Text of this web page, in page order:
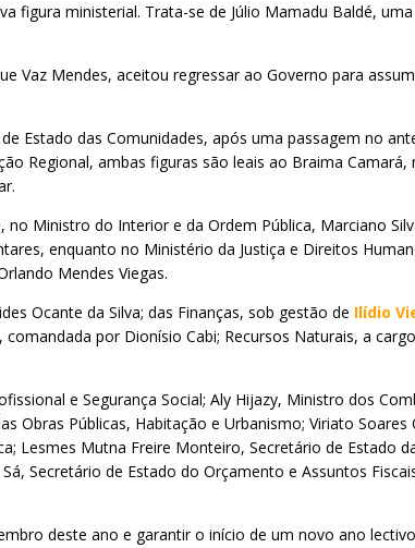
figura ministerial. Trata-se de Júlio Mamadu Baldé,
Vaz Mendes, aceitou regressar ao Governo para
Estado das Comunidades, após uma passagem no
Regional, ambas figuras são leais ao Braima
Ministro do Interior e da Ordem Pública, Marciano
enquanto no Ministério da Justiça e Direitos
Mendes Viegas.
Ocante da Silva; das Finanças, sob gestão de Ilídio
por Dionísio Cabi; Recursos Naturais, a
e Segurança Social; Aly Hijazy, Ministro dos
Obras Públicas, Habitação e Urbanismo; Viriato
Lesmes Mutna Freire Monteiro, Secretário de Estado
Secretário de Estado do Orçamento e Assuntos
deste ano e garantir o início de um novo ano